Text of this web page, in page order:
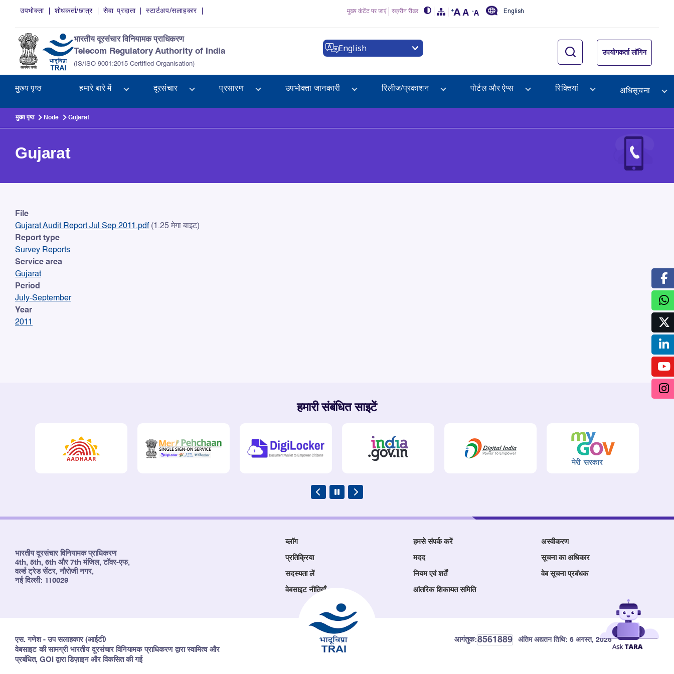
Skip to main content
उपभोक्ता शोधकर्ता/छात्र सेवा प्रदाता स्टार्टअप/सलाहकार मुख्य कंटेंट पर जाएं स्क्रीन रीडर English
भारतीय दूरसंचार विनियामक प्राधिकरण
Telecom Regulatory Authority of India
(IS/ISO 9001:2015 Certified Organisation)
English उपयोगकर्ता लॉगिन
मुख्य पृष्ठ हमारे बारे में दूरसंचार प्रसारण उपभोक्ता जानकारी रिलीज/प्रकाशन पोर्टल और ऐप्स रिक्तियां अधिसूचना
मुख्य पृष्ठ Node Gujarat
Gujarat
Gujarat
File
Gujarat Audit Report Jul Sep 2011.pdf (1.25 मेगा बाइट)
Report type
Survey Reports
Service area
Gujarat
Period
July-September
Year
2011
हमारी संबंधित साइटें
भारतीय दूरसंचार विनियामक प्राधिकरण
4th, 5th, 6th और 7th मंजिल, टॉवर-एफ,
वर्ल्ड ट्रेड सेंटर, नौरोजी नगर,
नई दिल्ली: 110029
ब्लॉग हमसे संपर्क करें अस्वीकरण
प्रतिक्रिया मदद सूचना का अधिकार
सदस्यता लें नियम एवं शर्तें वेब सूचना प्रबंधक
वेबसाइट नीतियाँ आंतरिक शिकायत समिति
एस. गणेश - उप सलाहकार (आईटी)
वेबसाइट की सामग्री भारतीय दूरसंचार विनियामक प्राधिकरण द्वारा स्वामित्व और
प्रबंधित, GOI द्वारा डिज़ाइन और विकसित की गई
आगंतुक:8561889 अंतिम अद्यतन तिथि: 6 अगस्त, 2026